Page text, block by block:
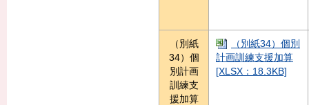
（別紙
34）個
別計画
訓練支
援加算
（別紙34）個別
計画訓練支援加算
[XLSX：18.3KB]